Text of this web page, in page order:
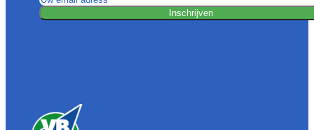
Inschrijven